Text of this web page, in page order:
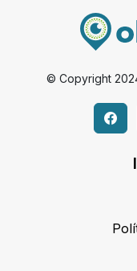
© Copyright